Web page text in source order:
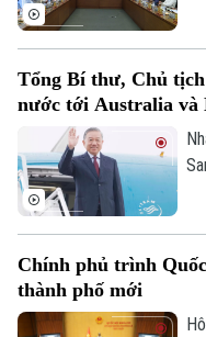
Tổng Bí thư, Chủ
nước tới Australia và
Chính phủ trình
thành phố mới